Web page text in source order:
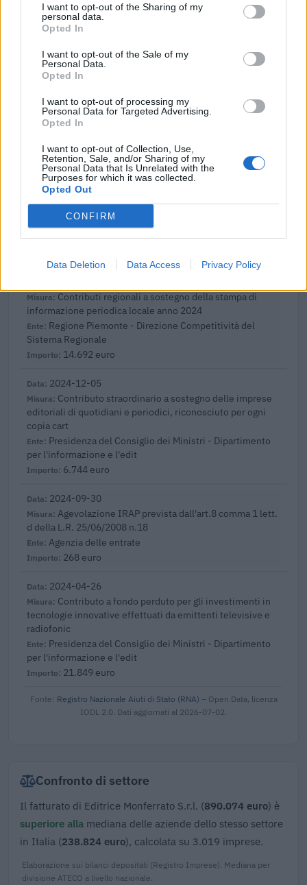
I want to opt-out of the Sharing of my
personal data.
Opted In
I want to opt-out of the Sale of my
Personal Data.
Opted In
I want to opt-out of processing my
Personal Data for Targeted Advertising.
Opted In
I want to opt-out of Collection, Use,
Retention, Sale, and/or Sharing of my
Personal Data that Is Unrelated with the
Purposes for which it was collected.
Opted Out
CONFIRM
Data Deletion Data Access Privacy Policy
Sistema Regionale
12.449 euro
2025-04-22
Contributo a fondo perduto per gli investimenti in
tecnologie innovative effettuati da emittenti televisive e
Presidenza del Consiglio dei Ministri - Dipartimento
per l'informazione e l'edit
2025-03-12
Contributo straordinario a sostegno delle imprese
editoriali di quotidiani e periodici, riconosciuto per ogni
copia cart
Presidenza del Consiglio dei Ministri - Dipartimento
per l'informazione e l'edit
Contributi regionali a sostegno della stampa di
informazione periodica locale anno 2024
Regione Piemonte - Direzione Competitività del
Sistema Regionale
14.692 euro
2024-12-05
Contributo straordinario a sostegno delle imprese
editoriali di quotidiani e periodici, riconosciuto per ogni
copia cart
Presidenza del Consiglio dei Ministri - Dipartimento
per l'informazione e l'edit
6.744 euro
2024-09-30
Agevolazione IRAP prevista dall'art.8 comma 1 lett.
d della L.R. 25/06/2008 n.18
Agenzia delle entrate
268 euro
2024-04-26
Contributo a fondo perduto per gli investimenti in
tecnologie innovative effettuati da emittenti televisive e
radiofonic
Presidenza del Consiglio dei Ministri - Dipartimento
per l'informazione e l'edit
21.849 euro
Fonte: Registro Nazionale Aiuti di Stato (RNA) – Open Data, licenza
IODL 2.0. Dati aggiornati al 2026-07-02.
Confronto di settore
Il fatturato di Editrice Monferrato S.r.l. (890.074 euro) è
superiore alla mediana delle aziende dello stesso settore
in Italia (238.824 euro), calcolata su 3.019 imprese.
Elaborazione sui bilanci depositati (Registro Imprese). Mediana per
divisione ATECO a livello nazionale.